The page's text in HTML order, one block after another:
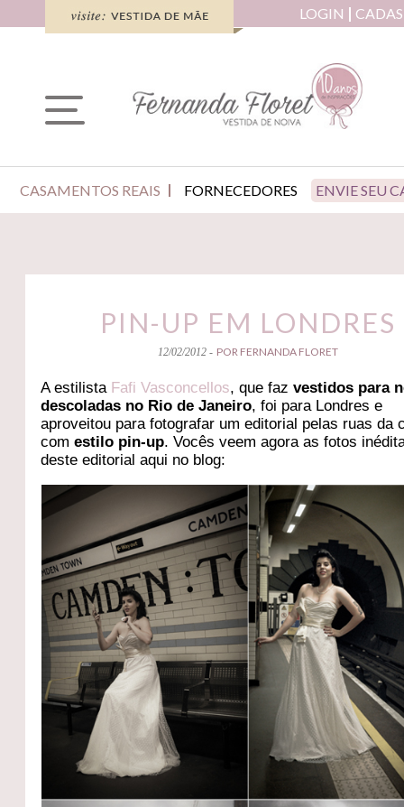
LOGIN
CASAMENTOS REAIS FORNECEDORES ENVIE SEU
PIN-UP EM LONDRES
12/02/2012 - POR FERNANDA FLORET
A estilista Fafi Vasconcellos, que fazvestidos para
descoladas no Rio de Janeiro, foi para Londres e
aproveitou para fotografar um editorial pelas ruas da
comestilo pin-up. Vocês veem agora as fotos
deste editorial aqui no blog: